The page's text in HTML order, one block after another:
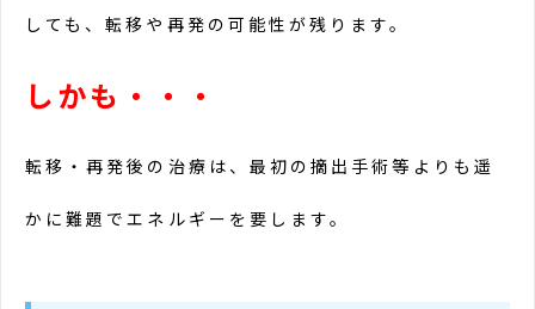
しても、転移や再発の可能性が残ります。
しかも・・・
転移・再発後の治療は、最初の摘出手術等よりも遥
かに難題でエネルギーを要します。